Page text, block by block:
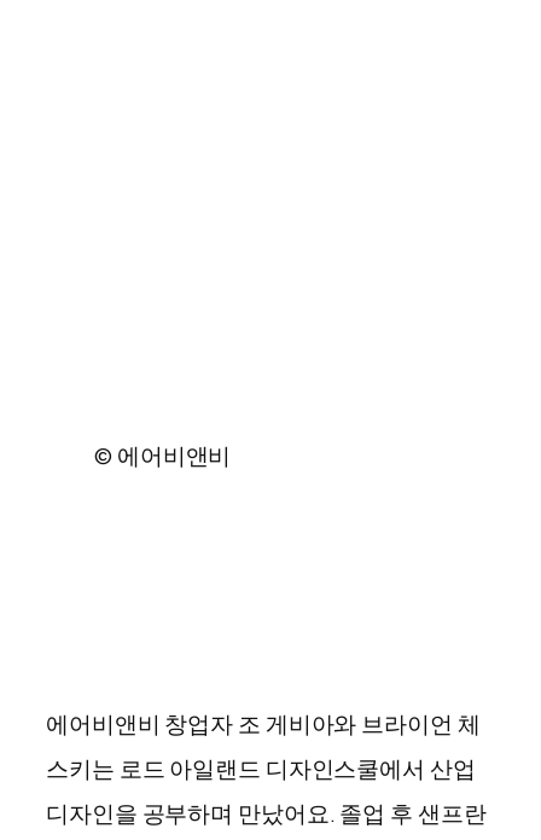
© 에어비앤비
에어비앤비 창업자 조 게비아와 브라이언 체
스키는 로드 아일랜드 디자인스쿨에서 산업
디자인을 공부하며 만났어요. 졸업 후 샌프란